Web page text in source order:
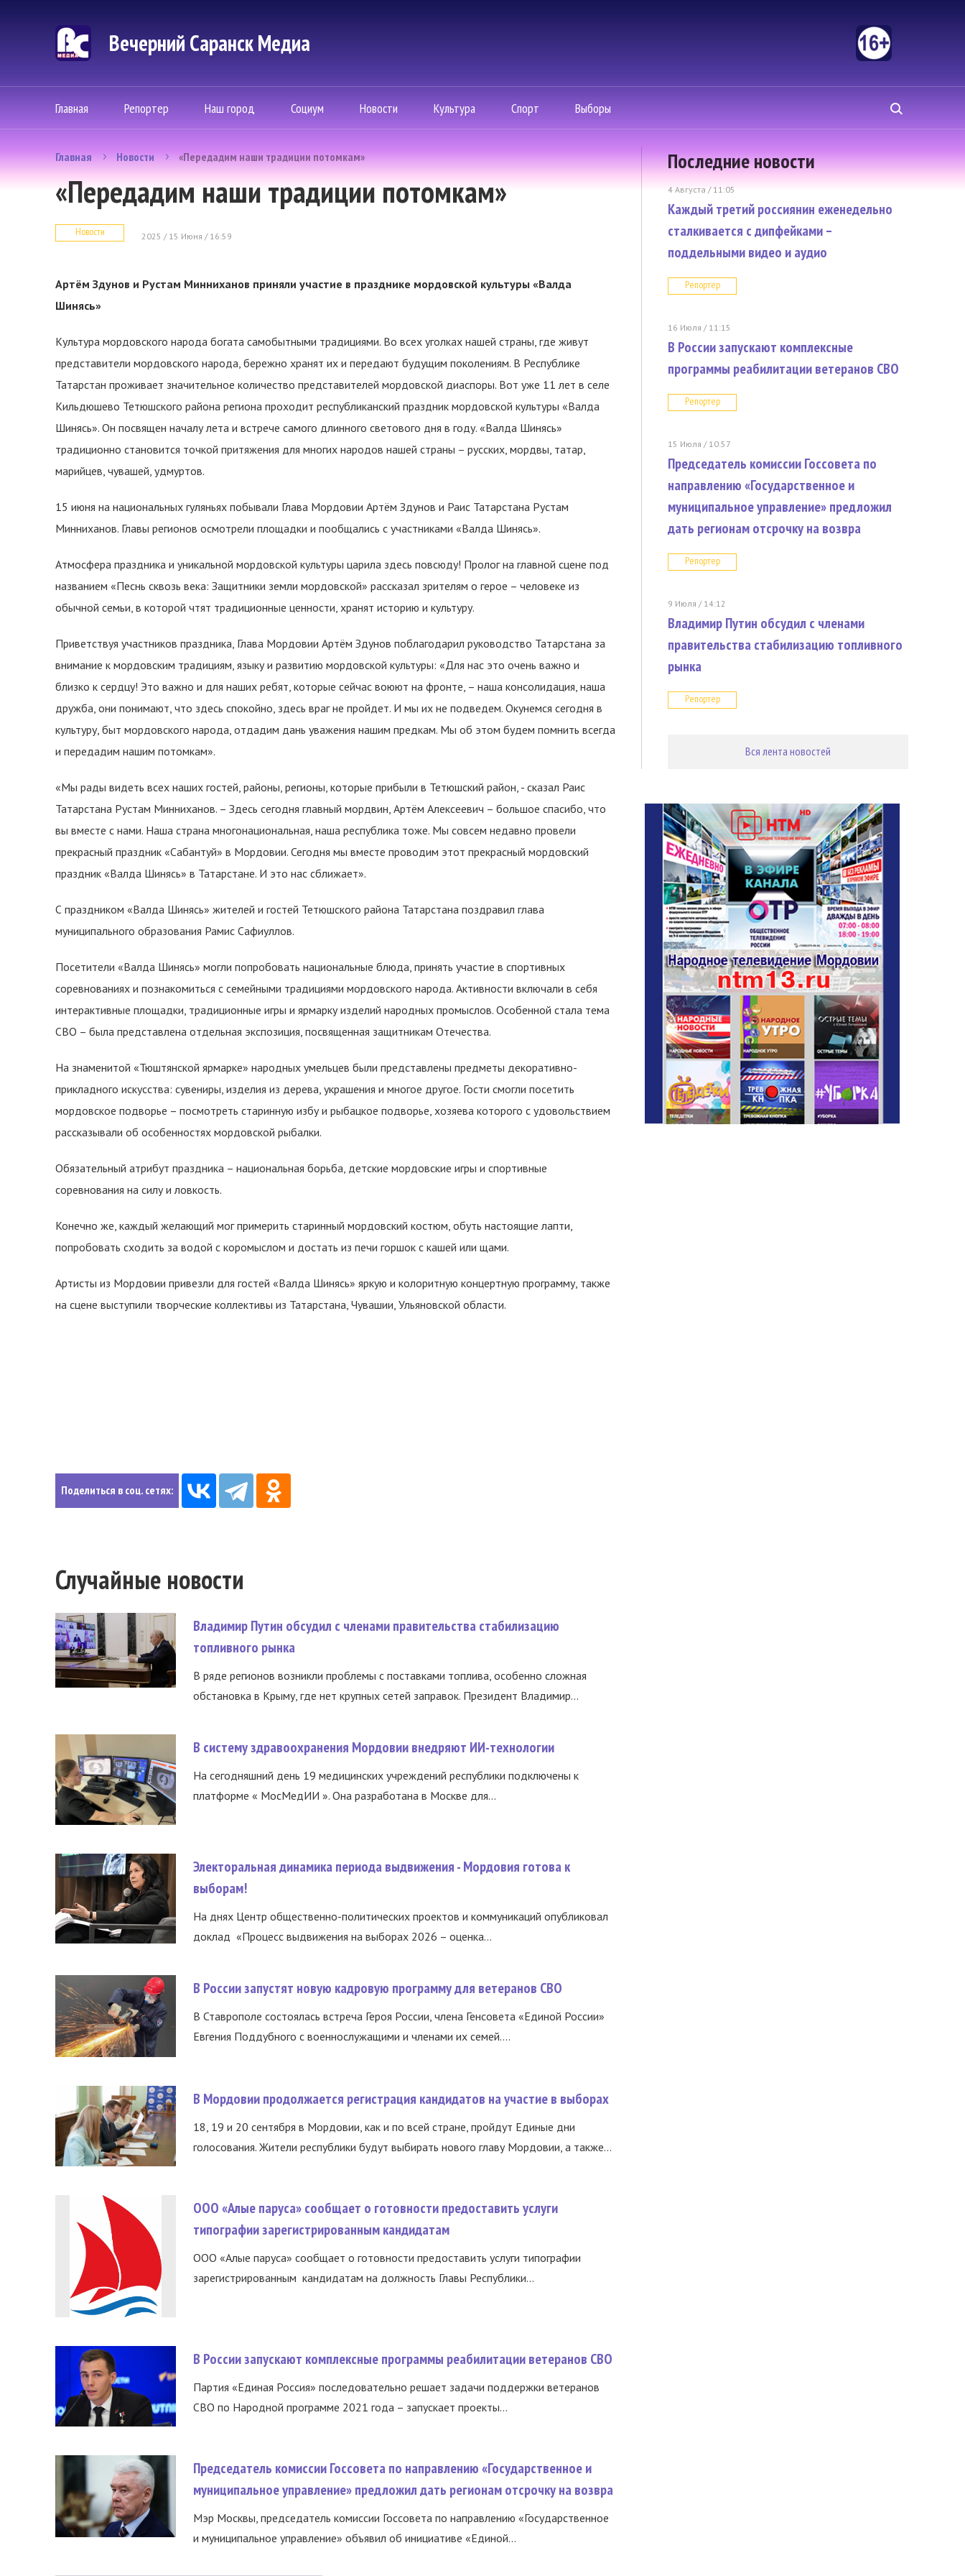
Вечерний Саранск Mедиа
Главная Репортер Наш город Социум Новости Культура Спорт Выборы
Главная Новости «Передадим наши традиции потомкам»
«Передадим наши традиции потомкам»
Новости 2025 / 15 Июня / 16:59
Артём Здунов и Рустам Минниханов приняли участие в празднике мордовской культуры «Валда
Шинясь»
Культура мордовского народа богата самобытными традициями. Во всех уголках нашей страны, где живут
представители мордовского народа, бережно хранят их и передают будущим поколениям. В Республике
Татарстан проживает значительное количество представителей мордовской диаспоры. Вот уже 11 лет в селе
Кильдюшево Тетюшского района региона проходит республиканский праздник мордовской культуры «Валда
Шинясь». Он посвящен началу лета и встрече самого длинного светового дня в году. «Валда Шинясь»
традиционно становится точкой притяжения для многих народов нашей страны – русских, мордвы, татар,
марийцев, чувашей, удмуртов.
15 июня на национальных гуляньях побывали Глава Мордовии Артём Здунов и Раис Татарстана Рустам
Минниханов. Главы регионов осмотрели площадки и пообщались с участниками «Валда Шинясь».
Атмосфера праздника и уникальной мордовской культуры царила здесь повсюду! Пролог на главной сцене под
названием «Песнь сквозь века: Защитники земли мордовской» рассказал зрителям о герое – человеке из
обычной семьи, в которой чтят традиционные ценности, хранят историю и культуру.
Приветствуя участников праздника, Глава Мордовии Артём Здунов поблагодарил руководство Татарстана за
внимание к мордовским традициям, языку и развитию мордовской культуры: «Для нас это очень важно и
близко к сердцу! Это важно и для наших ребят, которые сейчас воюют на фронте, – наша консолидация, наша
дружба, они понимают, что здесь спокойно, здесь враг не пройдет. И мы их не подведем. Окунемся сегодня в
культуру, быт мордовского народа, отдадим дань уважения нашим предкам. Мы об этом будем помнить всегда
и передадим нашим потомкам».
«Мы рады видеть всех наших гостей, районы, регионы, которые прибыли в Тетюшский район, - сказал Раис
Татарстана Рустам Минниханов. – Здесь сегодня главный мордвин, Артём Алексеевич – большое спасибо, что
вы вместе с нами. Наша страна многонациональная, наша республика тоже. Мы совсем недавно провели
прекрасный праздник «Сабантуй» в Мордовии. Сегодня мы вместе проводим этот прекрасный мордовский
праздник «Валда Шинясь» в Татарстане. И это нас сближает».
С праздником «Валда Шинясь» жителей и гостей Тетюшского района Татарстана поздравил глава
муниципального образования Рамис Сафиуллов.
Посетители «Валда Шинясь» могли попробовать национальные блюда, принять участие в спортивных
соревнованиях и познакомиться с семейными традициями мордовского народа. Активности включали в себя
интерактивные площадки, традиционные игры и ярмарку изделий народных промыслов. Особенной стала тема
СВО – была представлена отдельная экспозиция, посвященная защитникам Отечества.
На знаменитой «Тюштянской ярмарке» народных умельцев были представлены предметы декоративно-
прикладного искусства: сувениры, изделия из дерева, украшения и многое другое. Гости смогли посетить
мордовское подворье – посмотреть старинную избу и рыбацкое подворье, хозяева которого с удовольствием
рассказывали об особенностях мордовской рыбалки.
Обязательный атрибут праздника – национальная борьба, детские мордовские игры и спортивные
соревнования на силу и ловкость.
Конечно же, каждый желающий мог примерить старинный мордовский костюм, обуть настоящие лапти,
попробовать сходить за водой с коромыслом и достать из печи горшок с кашей или щами.
Артисты из Мордовии привезли для гостей «Валда Шинясь» яркую и колоритную концертную программу, также
на сцене выступили творческие коллективы из Татарстана, Чувашии, Ульяновской области.
Поделиться в соц. сетях:
Случайные новости
Владимир Путин обсудил с членами правительства стабилизацию
топливного рынка
В ряде регионов возникли проблемы с поставками топлива, особенно сложная
обстановка в Крыму, где нет крупных сетей заправок. Президент Владимир...
В систему здравоохранения Мордовии внедряют ИИ-технологии
На сегодняшний день 19 медицинских учреждений республики подключены к
платформе « МосМедИИ ». Она разработана в Москве для...
Электоральная динамика периода выдвижения - Мордовия готова к
выборам!
На днях Центр общественно-политических проектов и коммуникаций опубликовал
доклад «Процесс выдвижения на выборах 2026 – оценка...
В России запустят новую кадровую программу для ветеранов СВО
В Ставрополе состоялась встреча Героя России, члена Генсовета «Единой России»
Евгения Поддубного с военнослужащими и членами их семей....
В Мордовии продолжается регистрация кандидатов на участие в выборах
18, 19 и 20 сентября в Мордовии, как и по всей стране, пройдут Единые дни
голосования. Жители республики будут выбирать нового главу Мордовии, а также...
ООО «Алые паруса» сообщает о готовности предоставить услуги
типографии зарегистрированным кандидатам
ООО «Алые паруса» сообщает о готовности предоставить услуги типографии
зарегистрированным кандидатам на должность Главы Республики...
В России запускают комплексные программы реабилитации ветеранов СВО
Партия «Единая Россия» последовательно решает задачи поддержки ветеранов
СВО по Народной программе 2021 года – запускает проекты...
Председатель комиссии Госсовета по направлению «Государственное и
муниципальное управление» предложил дать регионам отсрочку на возвра
Мэр Москвы, председатель комиссии Госсовета по направлению «Государственное
и муниципальное управление» объявил об инициативе «Единой...
Последние новости
4 Августа / 11:05
Каждый третий россиянин еженедельно
сталкивается с дипфейками –
поддельными видео и аудио
Репортер
16 Июля / 11:15
В России запускают комплексные
программы реабилитации ветеранов СВО
Репортер
15 Июля / 10:57
Председатель комиссии Госсовета по
направлению «Государственное и
муниципальное управление» предложил
дать регионам отсрочку на возвра
Репортер
9 Июля / 14:12
Владимир Путин обсудил с членами
правительства стабилизацию топливного
рынка
Репортер
Вся лента новостей